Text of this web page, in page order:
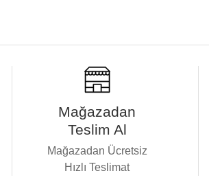
Mağazadan
Teslim Al
Mağazadan Ücretsiz
Hızlı Teslimat